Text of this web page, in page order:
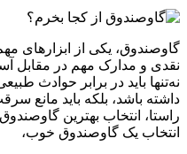
گاوصندوق، یکی از ابزارهای
نقدی و مدارک مهم در مقابل
نه‌تنها باید در برابر حوادث
داشته باشد، بلکه باید مانع
راستا، انتخاب بهترین
انتخاب یک گاوصندوق خوب،